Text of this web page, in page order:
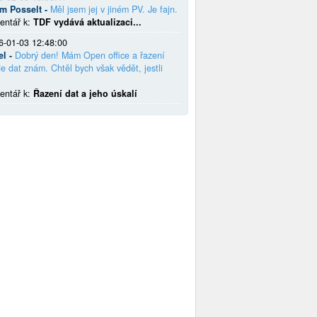
Posselt - Měl jsem jej v jiném PV. Je fajn.
k: TDF vydává aktualizaci...
01-03 12:48:00
- Dobrý den! Mám Open office a řazení
dat znám. Chtěl bych však vědět, jestli
k: Řazení dat a jeho úskalí